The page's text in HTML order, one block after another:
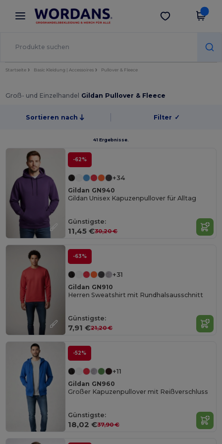
× Wordans App
Bessere Preise in der App!
App holen
Startseite Basic Kleidung | Accessoires Pullover & Fleece
Groß- und Einzelhandel Gildan Pullover & Fleece
Sortieren nach Filter ✓
41 Ergebnisse.
-62%
+34
Gildan GN940
Gildan Unisex Kapuzenpullover für Alltag
Günstigste:
11,45 €30,20 €
-63%
+31
Gildan GN910
Herren Sweatshirt mit Rundhalsausschnitt
Günstigste:
7,91 €21,20 €
-52%
+11
Gildan GN960
Großer Kapuzenpullover mit Reißverschluss
Günstigste:
18,02 €37,90 €